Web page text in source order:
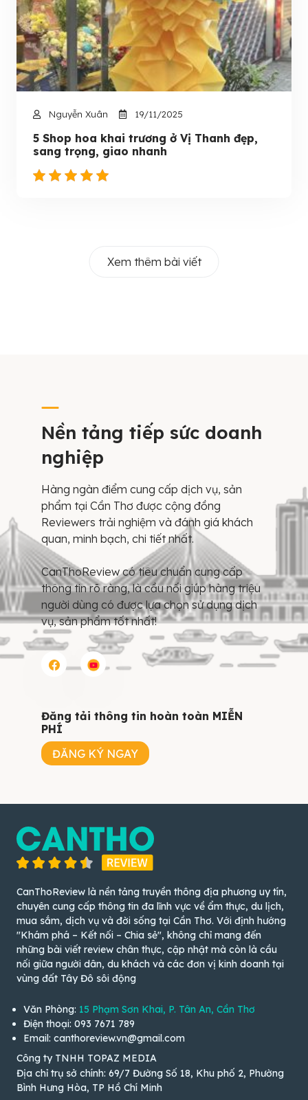
Nguyễn Xuân 19/11/2025
5 Shop hoa khai trương ở Vị Thanh đẹp,
sang trọng, giao nhanh
Xem thêm bài viết
Nền tảng tiếp sức doanh
nghiệp
Hàng ngàn điểm cung cấp dịch vụ, sản
phẩm tại Cần Thơ được cộng đồng
Reviewers trải nghiệm và đánh giá khách
quan, minh bạch, chi tiết nhất.
CanThoReview có tiêu chuẩn cung cấp
thông tin rõ ràng, là cầu nối giúp hàng triệu
người dùng có được lựa chọn sử dụng dịch
vụ, sản phẩm tốt nhất!
Đăng tải thông tin hoàn toàn MIỄN
PHÍ
ĐĂNG KÝ NGAY
CanThoReview là nền tảng truyền thông địa phương uy tín,
chuyên cung cấp thông tin đa lĩnh vực về ẩm thực, du lịch,
mua sắm, dịch vụ và đời sống tại Cần Thơ. Với định hướng
"Khám phá – Kết nối – Chia sẻ", không chỉ mang đến
những bài viết review chân thực, cập nhật mà còn là cầu
nối giữa người dân, du khách và các đơn vị kinh doanh tại
vùng đất Tây Đô sôi động
Văn Phòng: 15 Phạm Sơn Khai, P. Tân An, Cần Thơ
Điện thoại: 093 7671 789
Email: canthoreview.vn@gmail.com
Công ty TNHH TOPAZ MEDIA
Địa chỉ trụ sở chính: 69/7 Đường Số 18, Khu phố 2, Phường
Bình Hưng Hòa, TP Hồ Chí Minh